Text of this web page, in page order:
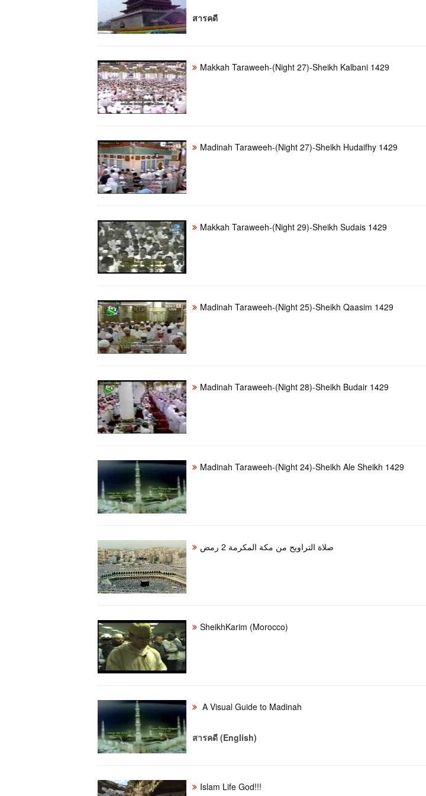
สารคดี
Makkah Taraweeh-(Night 27)-Sheikh Kalbani 1429
Madinah Taraweeh-(Night 27)-Sheikh Hudaifhy 1429
Makkah Taraweeh-(Night 29)-Sheikh Sudais 1429
Madinah Taraweeh-(Night 25)-Sheikh Qaasim 1429
Madinah Taraweeh-(Night 28)-Sheikh Budair 1429
Madinah Taraweeh-(Night 24)-Sheikh Ale Sheikh 1429
صلاة التراويح من مكة المكرمة 2 رمض
SheikhKarim (Morocco)
A Visual Guide to Madinah
สารคดี (English)
Islam Life God!!!